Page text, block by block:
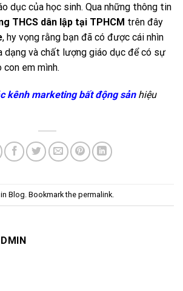
dục của học sinh. Qua những thông tin
THCS dân lập tại TPHCM trên đây
, hy vọng rằng bạn đã có được cái nhìn
dạng và chất lượng giáo dục để có sự
con em mình.
kênh marketing bất động sản hiệu
Blog . Bookmark the permalink